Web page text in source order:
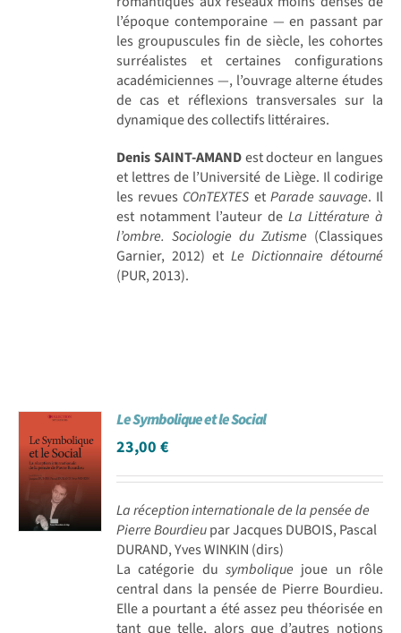
l’époque contemporaine — en passant par
les groupuscules fin de siècle, les cohortes
surréalistes et certaines configurations
académiciennes —, l’ouvrage alterne études
de cas et réflexions transversales sur la
dynamique des collectifs littéraires.
Denis SAINT-AMANDest docteur en langues
et lettres de l’Université de Liège. Il codirige
les revues COnTEXTES et Parade sauvage. Il
est notamment l’auteur deLa Littérature à
l’ombre. Sociologie du Zutisme (Classiques
Garnier, 2012) etLe Dictionnaire détourné
(PUR, 2013).
Le Symbolique et le Social
23,00€
La réception internationale de la pensée de
Pierre Bourdieupar Jacques DUBOIS, Pascal
DURAND, Yves WINKIN (dirs)
La catégorie dusymbolique joue un rôle
central dans la pensée de Pierre Bourdieu.
Elle a pourtant a été assez peu théorisée en
tant que telle, alors que d’autres notions